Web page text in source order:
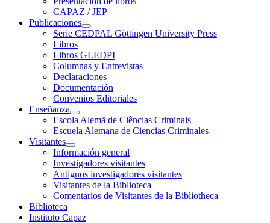
CAPAZ / JEP
Publicaciones
Serie CEDPAL Göttingen University Press
Libros
Libros GLEDPI
Columnas y Entrevistas
Declaraciones
Documentación
Convenios Editoriales
Enseñanza
Escola Alemã de Ciências Criminais
Escuela Alemana de Ciencias Criminales
Visitantes
Información general
Investigadores visitantes
Antiguos investigadores visitantes
Visitantes de la Biblioteca
Comentarios de Visitantes de la Bibliotheca
Biblioteca
Instituto Capaz